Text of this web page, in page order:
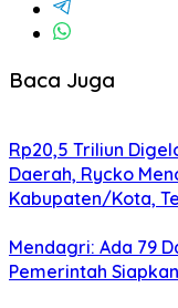
Baca Juga
Rp20,5 Triliun
Daerah, Rycko
Kabupaten/Kota,
Mendagri: Ada 79
Pemerintah